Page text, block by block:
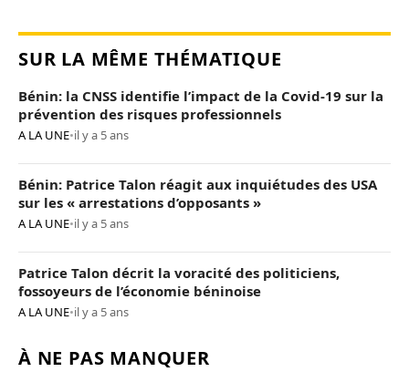
SUR LA MÊME THÉMATIQUE
Bénin: la CNSS identifie l’impact de la Covid-19 sur la
prévention des risques professionnels
A LA UNE•il y a 5 ans
Bénin: Patrice Talon réagit aux inquiétudes des USA
sur les « arrestations d’opposants »
A LA UNE•il y a 5 ans
Patrice Talon décrit la voracité des politiciens,
fossoyeurs de l’économie béninoise
A LA UNE•il y a 5 ans
À NE PAS MANQUER